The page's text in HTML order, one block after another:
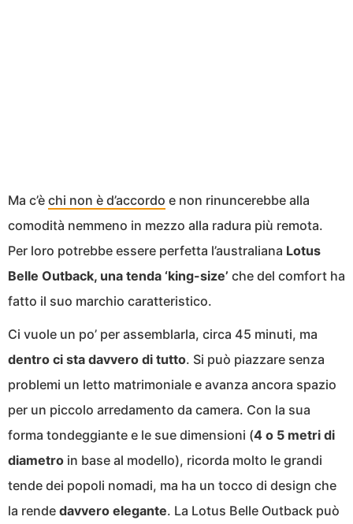
Ma c’è chi non è d’accordo e non rinuncerebbe alla
comodità nemmeno in mezzo alla radura più remota.
Per loro potrebbe essere perfetta l’australiana Lotus
Belle Outback, una tenda ‘king-size’ che del comfort ha
fatto il suo marchio caratteristico.
Ci vuole un po’ per assemblarla, circa 45 minuti, ma
dentro ci sta davvero di tutto. Si può piazzare senza
problemi un letto matrimoniale e avanza ancora spazio
per un piccolo arredamento da camera. Con la sua
forma tondeggiante e le sue dimensioni (4 o 5 metri di
diametro in base al modello), ricorda molto le grandi
tende dei popoli nomadi, ma ha un tocco di design che
la rende davvero elegante. La Lotus Belle Outback può